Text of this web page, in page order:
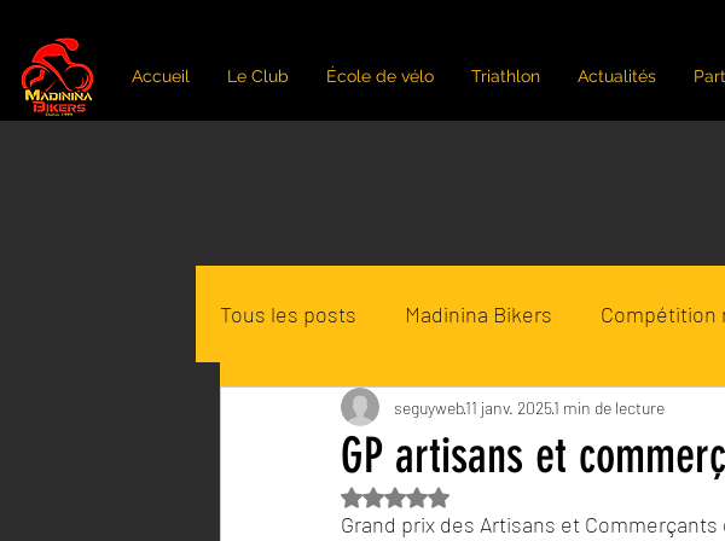
Accueil Le Club École de vélo Triathlon Actualités
Tous les posts Madinina Bikers Compétition
Loisirs - randonnées VTT Martinique VTT
GP artisans et
seguyweb11 janv. 20251 min de lecture
Noté NaN étoiles sur 5.
Grand prix des Artisans et